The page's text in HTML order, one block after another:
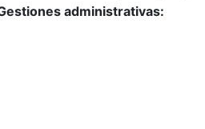
administrativas: